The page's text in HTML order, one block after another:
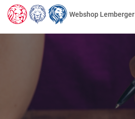
Webshop Lemberger